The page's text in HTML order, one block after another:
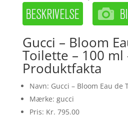
Gucci – Bloom
Toilette – 100 ml
Produktfakta
Navn: Gucci – Bloom Eau de
Mærke: gucci
Pris: Kr. 795.00